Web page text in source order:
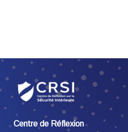
Centre de Réflexion